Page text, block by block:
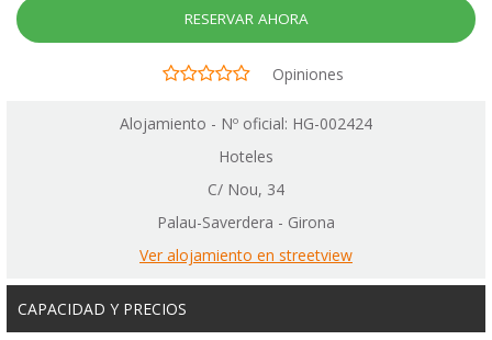
RESERVAR AHORA
Opiniones
Alojamiento - Nº oficial: HG-002424
Hoteles
C/ Nou, 34
Palau-Saverdera - Girona
Ver alojamiento en streetview
CAPACIDAD Y PRECIOS